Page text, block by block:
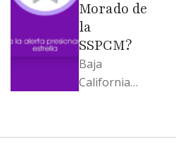
Morado de
la
SSPCM?
Baja
California
2025 con